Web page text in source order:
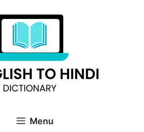
Menu